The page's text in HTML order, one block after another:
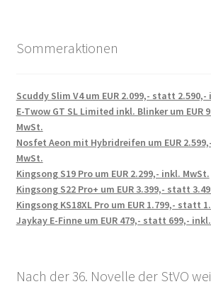
Sommeraktionen
Scuddy Slim V4 um EUR 2.099,- statt 2.590,-
E-Twow GT SL Limited inkl. Blinker um EUR
MwSt.
Nosfet Aeon mit Hybridreifen um EUR
MwSt.
Kingsong S19 Pro um EUR 2.299,- inkl. MwSt.
Kingsong S22 Pro+ um EUR 3.399,- statt
Kingsong KS18XL Pro um EUR 1.799,- statt
Jaykay E-Finne um EUR 479,- statt 699,-
Nach der 36. Novelle der StVO